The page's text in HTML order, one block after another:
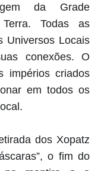
da Grade
Terra. Todas as
Universos Locais
conexões. O
impérios criados
em todos os
dos Xopatz
o fim do